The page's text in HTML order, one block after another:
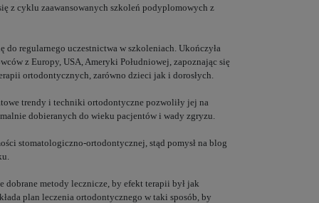
z cyklu zaawansowanych szkoleń podyplomowych z
do regularnego uczestnictwa w szkoleniach. Ukończyła
z Europy, USA, Ameryki Południowej, zapoznając się
ortodontycznych, zarówno dzieci jak i dorosłych.
trendy i techniki ortodontyczne pozwoliły jej na
dobieranych do wieku pacjentów i wady zgryzu.
stomatologiczno-ortodontycznej, stąd pomysł na blog
metody lecznicze, by efekt terapii był jak
plan leczenia ortodontycznego w taki sposób, by